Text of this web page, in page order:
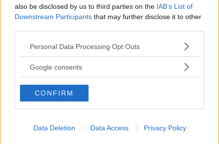
also be disclosed by us to third parties on the IAB’s List of
Downstream Participants that may further disclose it to other
Please note that this website/app uses one or more Google
not limited to your visit or usage behaviour. You may click to
use your data for below specified purposes in below Google
consent section.
Personal Data Processing Opt Outs
Google consents
CONFIRM
Data Deletion Data Access Privacy Policy
Läs Frias efterträdare!
Syreär Sveriges enda gröna dagstidning som
finns både digitalt och i tryck.
”Vi finns där, stolta och
okrossbara tillsammans”
Johannes Sandreyo har nyligen gett ut boken Ung, bög och jävligt
kär. Boken utspelar sig i Stockholm och handlar om att komma ut
som homosexull i tonåren. Stockholms fria har träffat Johannes för
en intervju.
Samtidsroman om unga